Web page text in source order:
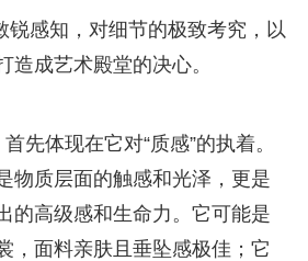
锐感知，对细节的极致考究，以
造成艺术殿堂的决心。
先体现在它对“质感”的执着。
物质层面的触感和光泽，更是
的高级感和生命力。它可能是
，面料亲肤且垂坠感极佳；它